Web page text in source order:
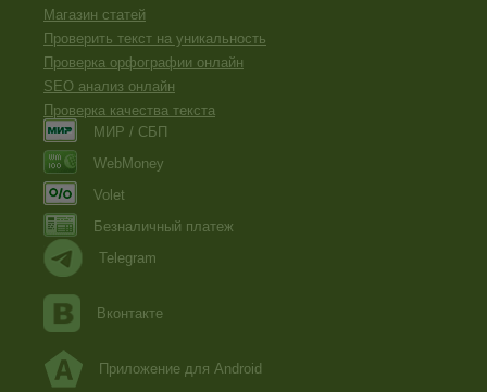
Магазин статей
Проверить текст на уникальность
Проверка орфографии онлайн
SEO анализ онлайн
Проверка качества текста
МИР / СБП
WebMoney
Volet
Безналичный платеж
Telegram
Вконтакте
Приложение для Android